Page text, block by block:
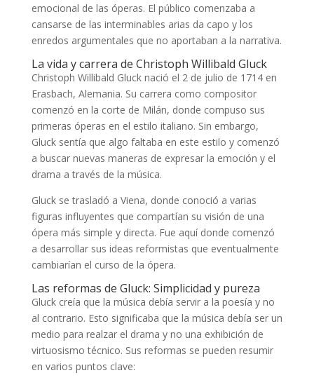
emocional de las óperas. El público comenzaba a
cansarse de las interminables arias da capo y los
enredos argumentales que no aportaban a la narrativa.
La vida y carrera de Christoph Willibald Gluck
Christoph Willibald Gluck nació el 2 de julio de 1714 en
Erasbach, Alemania. Su carrera como compositor
comenzó en la corte de Milán, donde compuso sus
primeras óperas en el estilo italiano. Sin embargo,
Gluck sentía que algo faltaba en este estilo y comenzó
a buscar nuevas maneras de expresar la emoción y el
drama a través de la música.
Gluck se trasladó a Viena, donde conoció a varias
figuras influyentes que compartían su visión de una
ópera más simple y directa. Fue aquí donde comenzó
a desarrollar sus ideas reformistas que eventualmente
cambiarían el curso de la ópera.
Las reformas de Gluck: Simplicidad y pureza
Gluck creía que la música debía servir a la poesía y no
al contrario. Esto significaba que la música debía ser un
medio para realzar el drama y no una exhibición de
virtuosismo técnico. Sus reformas se pueden resumir
en varios puntos clave: